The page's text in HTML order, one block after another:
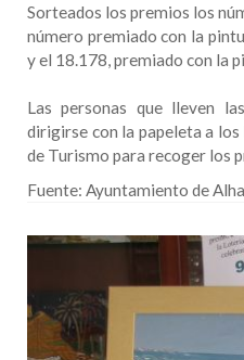
Sorteados los premios los
número premiado con la
y el 18.178, premiado con la
Las personas que lleven
dirigirse con la papeleta a
de Turismo para recoger los
Fuente: Ayuntamiento de